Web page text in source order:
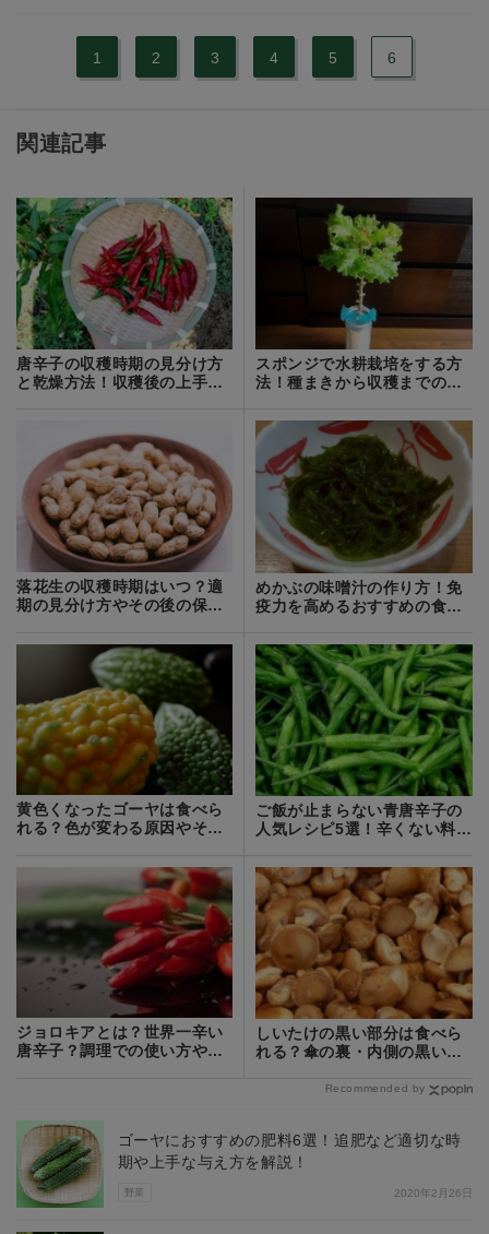
1 2 3 4 5 6
関連記事
唐辛子の収穫時期の見分け方
と乾燥方法！収穫後の上手な
スポンジで水耕栽培をする方
法！種まきから収穫までの流
落花生の収穫時期はいつ？適
期の見分け方やその後の保存
めかぶの味噌汁の作り方！免
疫力を高めるおすすめの食べ
黄色くなったゴーヤは食べら
れる？色が変わる原因やその
ご飯が止まらない青唐辛子の
人気レシピ5選！辛くない料理
ジョロキアとは？世界一辛い
唐辛子？調理での使い方や食
しいたけの黒い部分は食べら
れる？傘の裏・内側の黒い斑
Recommended by
野菜
ゴーヤにおすすめの肥料6選！追肥など適切な時
期や上手な与え方を解説！
2020年2月26日